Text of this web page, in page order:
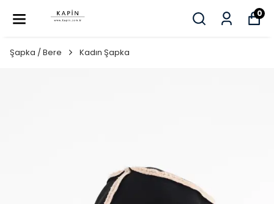
0
Şapka / Bere Kadın Şapka